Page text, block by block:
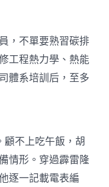
不單要熟習碳排
工程熱力學、熱能
體系培訓后，至多
不上吃午飯，胡
情形。穿過霹雷隆
逐一記載電表編